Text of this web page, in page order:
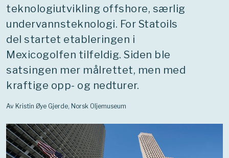
teknologiutvikling offshore, særlig
undervannsteknologi. For Statoils
del startet etableringen i
Mexicogolfen tilfeldig. Siden ble
satsingen mer målrettet, men med
kraftige opp- og nedturer.
Av Kristin Øye Gjerde, Norsk Oljemuseum